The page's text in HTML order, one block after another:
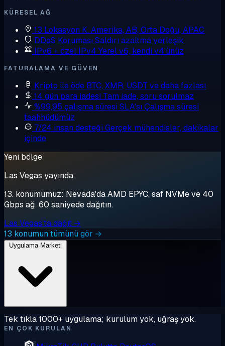
KÜRESEL AĞ
13 Lokasyon K. Amerika, AB, Orta Doğu, APAC
DDoS Koruması Saldırı azaltma yerleşik
IPv6 + özel IPv4 Yerel v6, kendi v4'ünüz
FATURALAMA VE GÜVEN
Kripto ile öde BTC, XMR, USDT ve daha fazlası
14 gün para iadesi Tam iade, soru sorulmaz
%99,95 çalışma süresi SLA'sı Çalışma süresi
taahhüdümüz
7/24 insan desteği Gerçek mühendisler, dakikalar
içinde
Yeni bölge
Las Vegas yayında
13. konumumuz: Nevada'da AMD EPYC, saf NVMe ve 40
Gbps ağ. 60 saniyede dağıtın.
Las Vegas'ta dağıt →
13 konumun tümünü gör →
Tek tıkla 1000+ uygulama; kurulum yok, uğraş yok.
EN ÇOK KURULAN